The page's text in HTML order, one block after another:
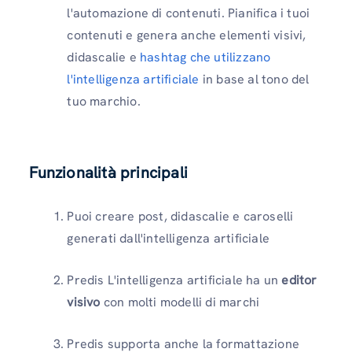
l'automazione di contenuti. Pianifica i tuoi
contenuti e genera anche elementi visivi,
didascalie e hashtag che utilizzano
l'intelligenza artificiale in base al tono del
tuo marchio.
Funzionalità principali
Puoi creare post, didascalie e caroselli
generati dall'intelligenza artificiale
Predis L'intelligenza artificiale ha uneditor
visivo con molti modelli di marchi
Predis supporta anche la formattazione